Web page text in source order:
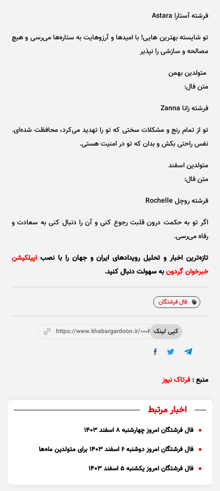
فرشته آستارا Astara
تو شایسته بهترین هایی! با امید‌ها و آرزوهایت به ستاره‌ها می‌رسی و هیچ
مصالحه و سازشی را نپذیر
متولدین بهمن
متن فال:
فرشته زانا Zanna
تو از تمام رنج و مشکلات سختی که تو را تهدید می‌کرد، محافظت شده‌ای.
نفس راحتی بکش و بدان که تو در امنیت هستی.
متولدین اسفند
متن فال:
فرشته روچل Rochelle
اگر تو به حکمت درون قلبت رجوع کنی و آن را دنبال کنی به سعادت و
رفاه می‌رسی.
تازه‌ترین اخبار و تحلیل‌ رویدادهای ایران و جهان را با نصب اپیلکیشن
خبرخوان گردونبه سهولت دنبال کنید.
فال فرشتگان
کپی لینکhttps://www.khabargardoon.ir/000Mo6
منبع : فرتاک نیوز
اخبار مرتبط
فال فرشتگان امروز چهارشنبه ۸ اسفند ۱۴۰۳
فال فرشتگان امروز دوشنبه ۶ اسفند ۱۴۰۳ برای متولدین ماه‌ها
فال فرشتگان امروز یکشنبه ۵ اسفند ۱۴۰۳